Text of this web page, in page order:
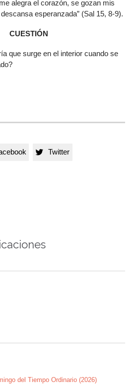
alegra el corazón, se gozan mis
esperanzada” (Sal 15, 8-9).
CUESTIÓN
que surge en el interior cuando se
 Twitter
del Tiempo Ordinario (2026)